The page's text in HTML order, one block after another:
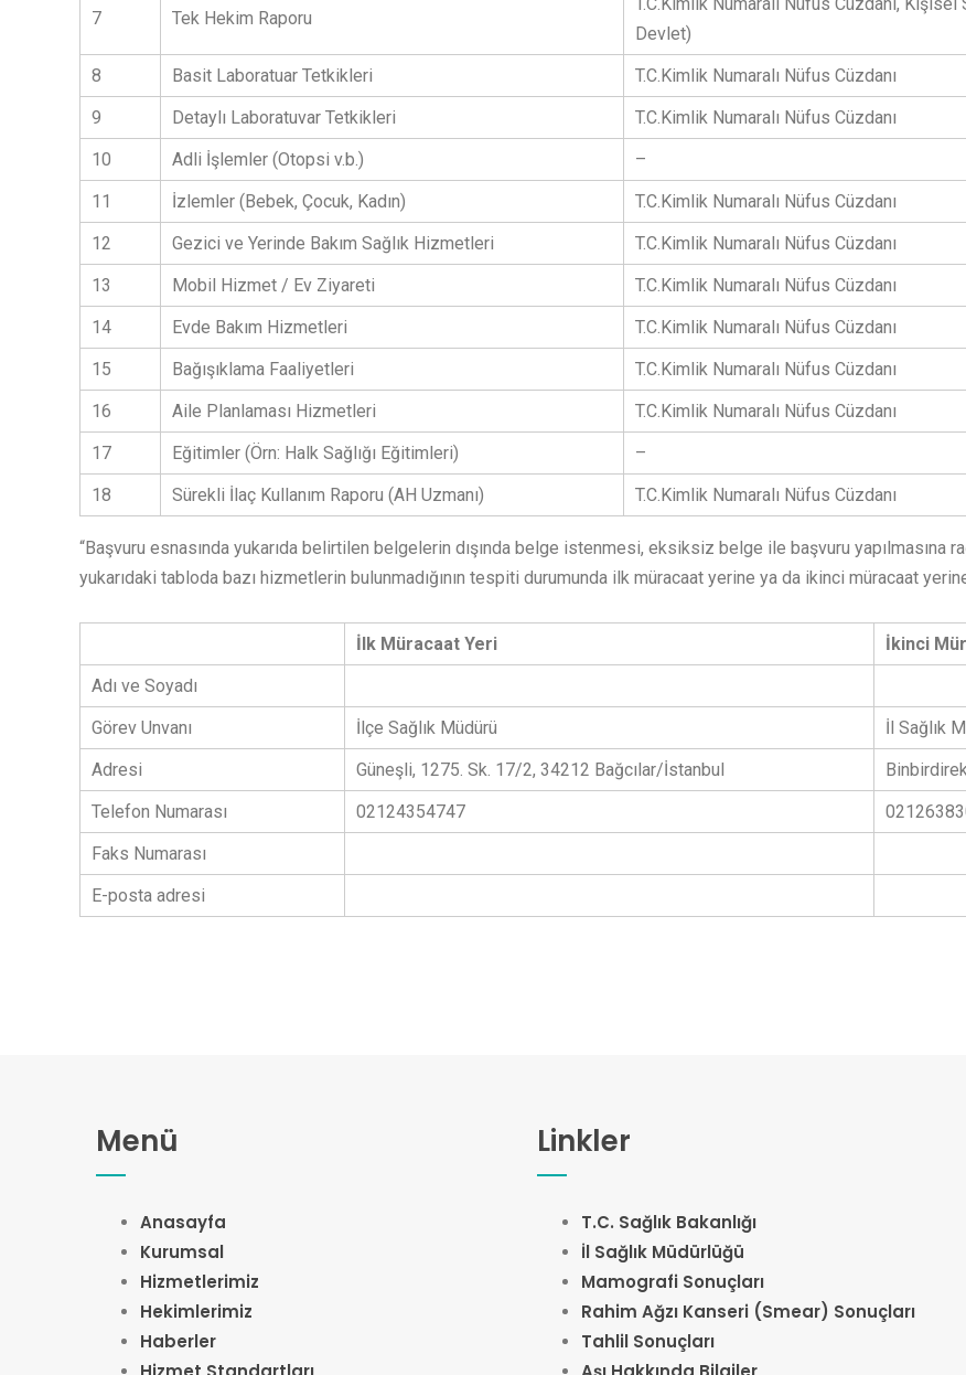
7 Tek Hekim Raporu
Devlet)
8 Basit Laboratuar Tetkikleri T.C.Kimlik Numaralı Nüfus Cüzdanı
9
Detaylı Laboratuvar Tetkikleri T.C.Kimlik Numaralı Nüfus Cüzdanı
10
Adli İşlemler (Otopsi v.b.) –
11
İzlemler (Bebek, Çocuk, Kadın) T.C.Kimlik Numaralı Nüfus Cüzdanı
12
Gezici ve Yerinde Bakım Sağlık Hizmetleri T.C.Kimlik Numaralı Nüfus Cüzdanı
13
Mobil Hizmet / Ev Ziyareti T.C.Kimlik Numaralı Nüfus Cüzdanı
14
Evde Bakım Hizmetleri T.C.Kimlik Numaralı Nüfus Cüzdanı
15
Bağışıklama Faaliyetleri T.C.Kimlik Numaralı Nüfus Cüzdanı
16
Aile Planlaması Hizmetleri T.C.Kimlik Numaralı Nüfus Cüzdanı
17
Eğitimler (Örn: Halk Sağlığı Eğitimleri) –
18
Sürekli İlaç Kullanım Raporu (AH Uzmanı) T.C.Kimlik Numaralı Nüfus Cüzdanı
“Başvuru esnasında yukarıda belirtilen belgelerin dışında belge istenmesi, eksiksiz belge ile başvuru
yukarıdaki tabloda bazı hizmetlerin bulunmadığının tespiti durumunda ilk müracaat yerine ya da ikinci müracaat
İlk Müracaat Yeri
İkinci
Adı ve Soyadı
Görev Unvanı
İlçe Sağlık Müdürü
İl Sağlık
Adresi
Güneşli, 1275. Sk. 17/2, 34212 Bağcılar/İstanbul
Telefon Numarası
02124354747
Faks Numarası
E-posta adresi
Menü
Anasayfa
Kurumsal
Hizmetlerimiz
Hekimlerimiz
Haberler
Linkler
T.C. Sağlık Bakanlığı
İl Sağlık Müdürlüğü
Mamografi Sonuçları
Rahim Ağzı Kanseri (Smear) Sonuçları
Tahlil Sonuçları